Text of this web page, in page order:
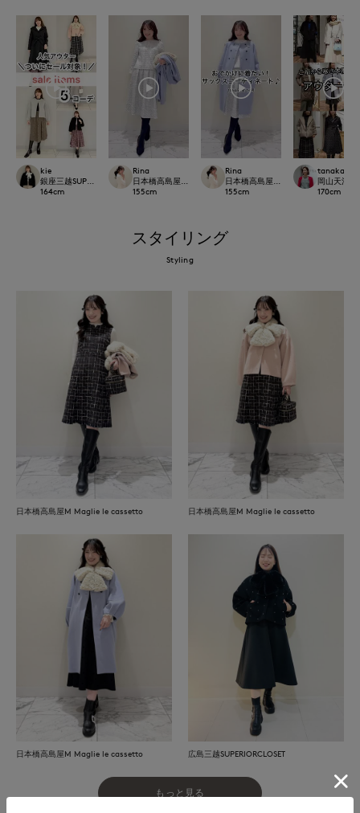
kie
銀座三越SUPERIOR CLOSET GINZA
164cm
Rina
日本橋高島屋M Maglie le cassetto
155cm
Rina
日本橋高島屋M Maglie le cassetto
155cm
tanaka
岡山天満屋
170cm
スタイリング
Styling
日本橋高島屋M Maglie le cassetto 日本橋高島屋M Maglie le cassetto
日本橋高島屋M Maglie le cassetto 広島三越SUPERIORCLOSET
もっと見る